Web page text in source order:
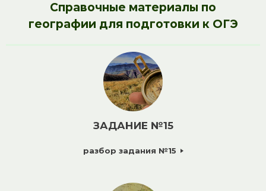
Справочные материалы по
географии для подготовки к ОГЭ
ЗАДАНИЕ №15
разбор задания №15